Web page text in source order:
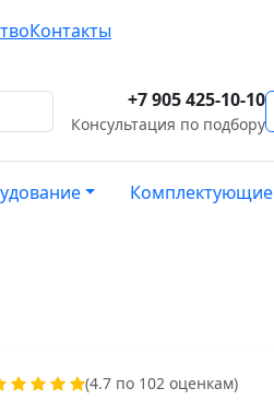
Контакты
+7 905 425-10-10
Консультация по подбору
Комплектующие
(4.7 по 102 оценкам)